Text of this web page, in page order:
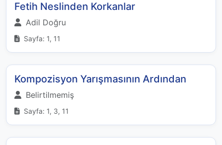
Fetih Neslinden Korkanlar
Adil Doğru
Sayfa: 1, 11
Kompozisyon Yarışmasının Ardından
Belirtilmemiş
Sayfa: 1, 3, 11